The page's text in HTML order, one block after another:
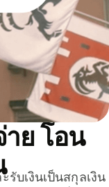
ย โอน
บเงินเป็นสกุลเงิน